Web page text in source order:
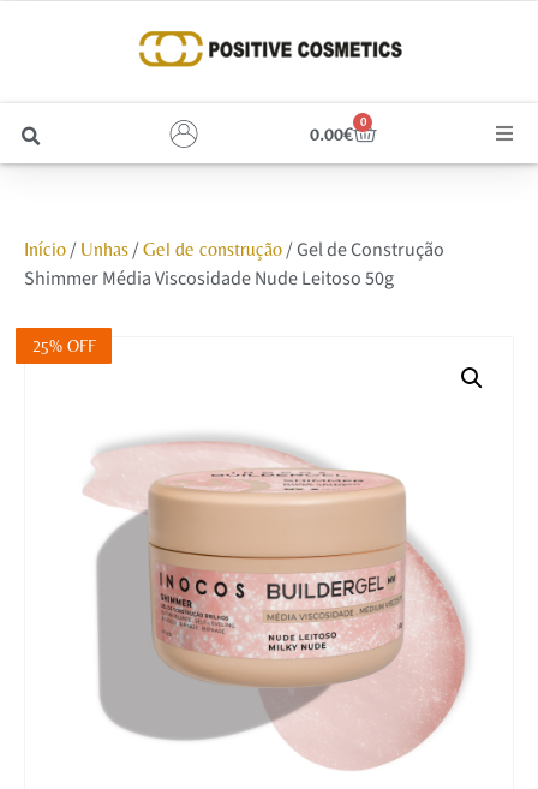
0.00€
0
Unhas
Corpo e Estética
Maquilhagem
Início/ Unhas/ Gel de construção/ Gel de Construção
Shimmer Média Viscosidade Nude Leitoso 50g
25% OFF